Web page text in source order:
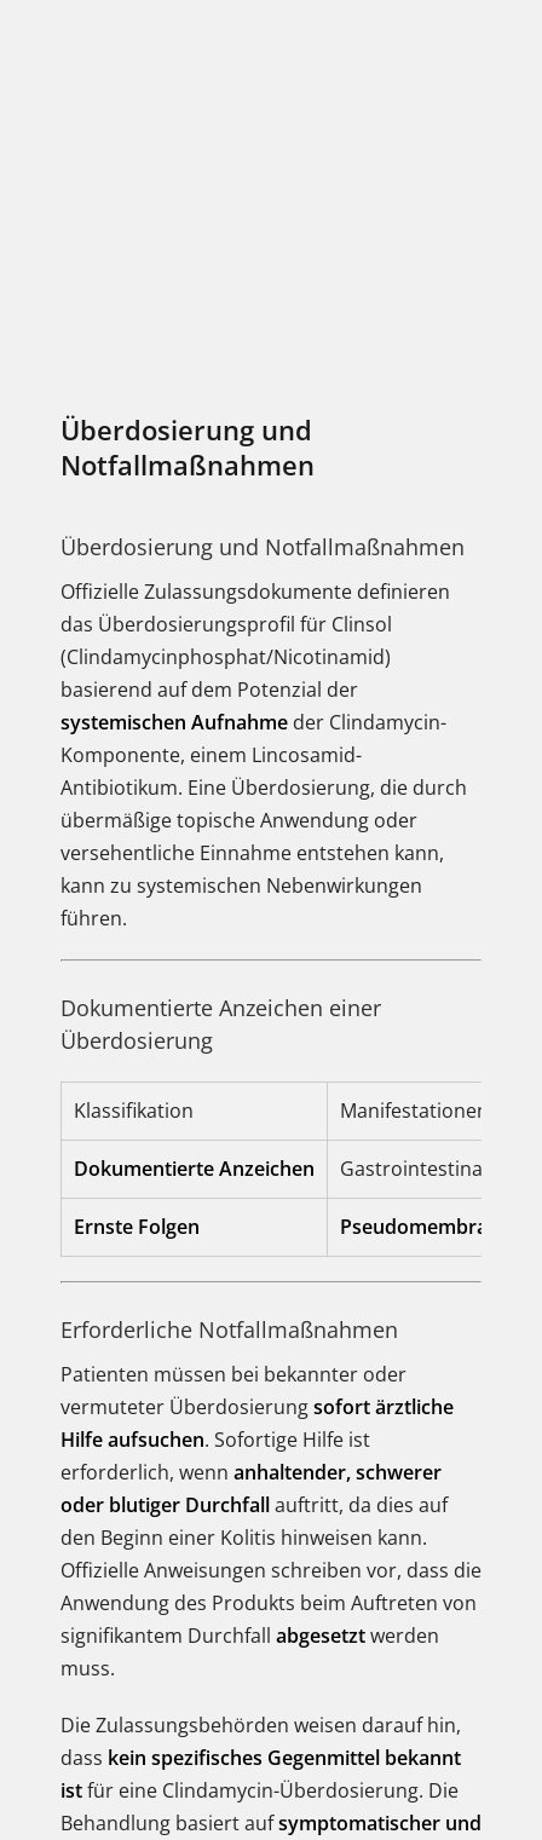
Überdosierung und
Notfallmaßnahmen
Überdosierung und Notfallmaßnahmen
Offizielle Zulassungsdokumente definieren
das Überdosierungsprofil für Clinsol
(Clindamycinphosphat/Nicotinamid)
basierend auf dem Potenzial der
systemischen Aufnahme der Clindamycin-
Komponente, einem Lincosamid-
Antibiotikum. Eine Überdosierung, die durch
übermäßige topische Anwendung oder
versehentliche Einnahme entstehen kann,
kann zu systemischen Nebenwirkungen
führen.
Dokumentierte Anzeichen einer
Überdosierung
Klassifikation Manifestationen und
Dokumentierte Anzeichen Gastrointestinale
Ernste Folgen Pseudomembranöse
Erforderliche Notfallmaßnahmen
Patienten müssen bei bekannter oder
vermuteter Überdosierungsofort ärztliche
Hilfe aufsuchen. Sofortige Hilfe ist
erforderlich, wenn anhaltender, schwerer
oder blutiger Durchfallauftritt, da dies auf
den Beginn einer Kolitis hinweisen kann.
Offizielle Anweisungen schreiben vor, dass die
Anwendung des Produkts beim Auftreten von
signifikantem Durchfall abgesetztwerden
muss.
Die Zulassungsbehörden weisen darauf hin,
dass kein spezifisches Gegenmittel bekannt
istfür eine Clindamycin-Überdosierung. Die
Behandlung basiert aufsymptomatischer und